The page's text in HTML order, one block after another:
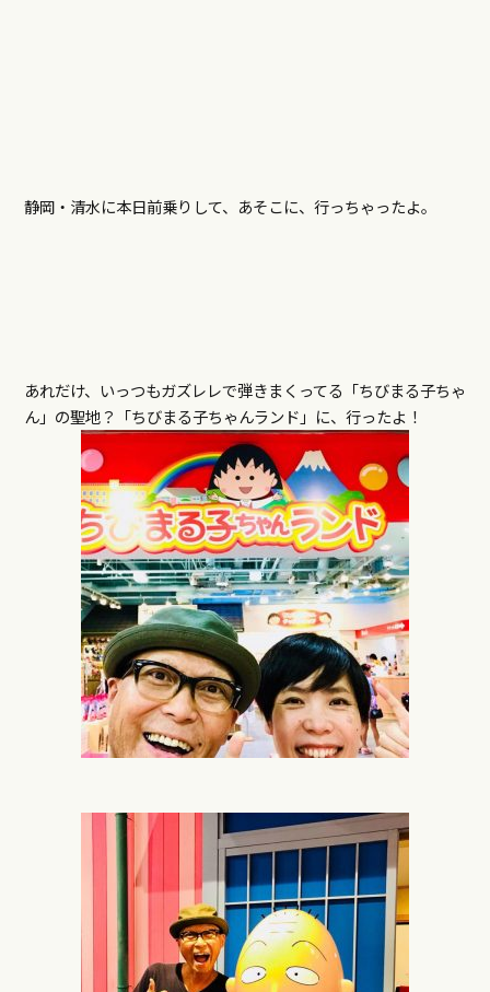
静岡・清水に本日前乗りして、あそこに、行っちゃったよ。
あれだけ、いっつもガズレレで弾きまくってる「ちびまる子ちゃ
ん」の聖地？「ちびまる子ちゃんランド」に、行ったよ！